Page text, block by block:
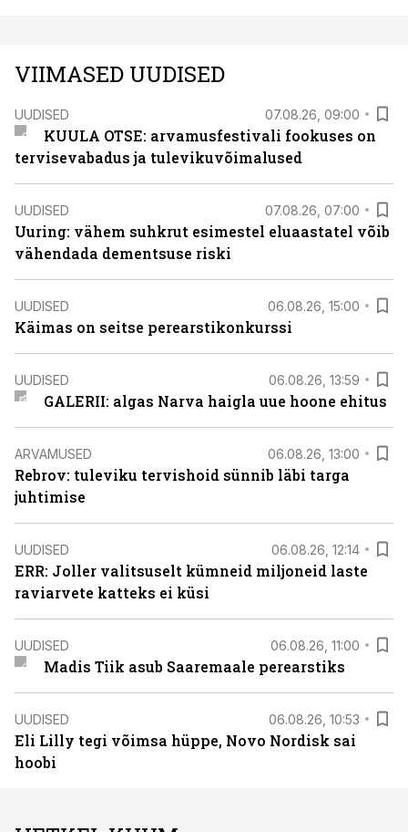
VIIMASED UUDISED
UUDISED 07.08.26, 09:00
KUULA OTSE: arvamusfestivali fookuses on
tervisevabadus ja tulevikuvõimalused
UUDISED 07.08.26, 07:00
Uuring: vähem suhkrut esimestel eluaastatel võib
vähendada dementsuse riski
UUDISED 06.08.26, 15:00
Käimas on seitse perearstikonkurssi
UUDISED 06.08.26, 13:59
GALERII: algas Narva haigla uue hoone ehitus
ARVAMUSED 06.08.26, 13:00
Rebrov: tuleviku tervishoid sünnib läbi targa
juhtimise
UUDISED 06.08.26, 12:14
ERR: Joller valitsuselt kümneid miljoneid laste
raviarvete katteks ei küsi
UUDISED 06.08.26, 11:00
Madis Tiik asub Saaremaale perearstiks
UUDISED 06.08.26, 10:53
Eli Lilly tegi võimsa hüppe, Novo Nordisk sai
hoobi